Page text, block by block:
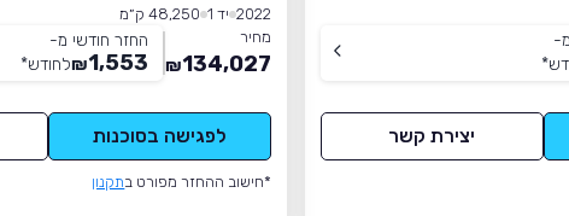
*
יצירת קשר
2022 יד 1
48,250 ק״מ
מחיר
134,027
₪
החזר חודשי מ-
1,553
₪לחודש*
לפגישה בסוכנות
*חישוב ההחזר מפורט בתקנון